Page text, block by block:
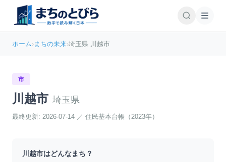
ホーム›まちの未来›埼玉県 川越市
市
川越市 埼玉県
最終更新: 2026-07-14 ／ 住民基本台帳（2023年）
川越市はどんなまち？